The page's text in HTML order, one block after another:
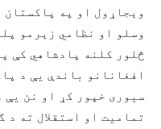
وېجاړول او په
وسلو او نظامي زېرمو
څلور کلنه پادشاهي کې
افغانانو باندې یې د
سیوری خپور کړ او نن
تمامیت او استقلال ته د